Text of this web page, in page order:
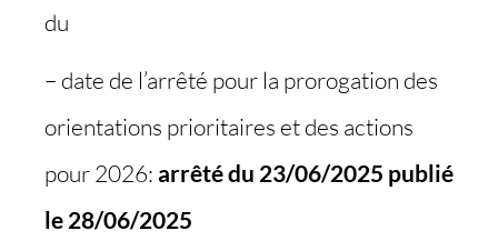
du
– date de l’arrêté pour la prorogation des
orientations prioritaires et des actions
pour 2026: arrêté du 23/06/2025 publié
le 28/06/2025